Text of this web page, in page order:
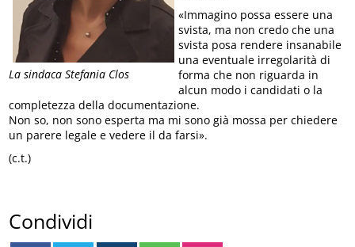
La sindaca Stefania Clos
«Immagino possa essere una
svista, ma non credo che una
svista posa rendere insanabile
una eventuale irregolarità di
forma che non riguarda in
alcun modo i candidati o la
completezza della documentazione.
Non so, non sono esperta ma mi sono già mossa per chiedere
un parere legale e vedere il da farsi».
(c.t.)
Condividi